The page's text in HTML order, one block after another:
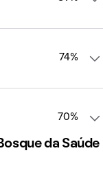
74%
70%
da Saúde